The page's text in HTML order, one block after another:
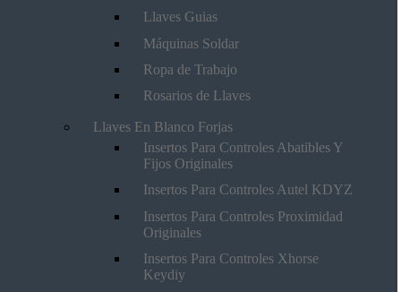
Llaves Guias
Máquinas Soldar
Ropa de Trabajo
Rosarios de Llaves
Llaves En Blanco Forjas
Insertos Para Controles Abatibles Y
Fijos Originales
Insertos Para Controles Autel KDYZ
Insertos Para Controles Proximidad
Originales
Insertos Para Controles Xhorse
Keydiy